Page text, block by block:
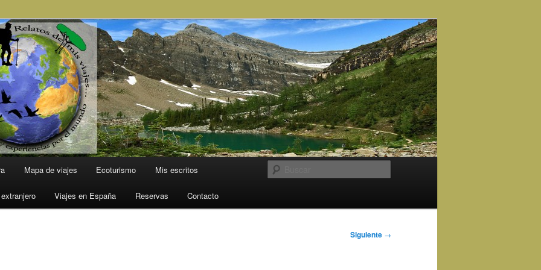
Mapa de viajes Ecoturismo Mis escritos
Viajes en España Reservas Contacto
Siguiente →